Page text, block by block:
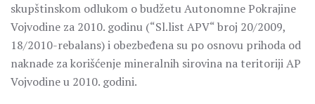
skupštinskom odlukom o budžetu Autonomne Pokrajine
Vojvodine za 2010. godinu (“Sl.list APV“ broj 20/2009,
18/2010-rebalans) i obezbeđena su po osnovu prihoda od
naknade za korišćenje mineralnih sirovina na teritoriji AP
Vojvodine u 2010. godini.